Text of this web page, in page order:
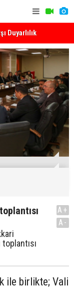
Duyarlılık
A+
A-
ile birlikte; Vali